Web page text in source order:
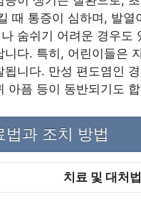
때 통증이 심하며, 발
숨쉬기 어려운 경우
다. 특히, 어린이들은
니다. 만성 편도염인
아픔 등이 동반되기도
과 조치 방법
치료 및 대처법